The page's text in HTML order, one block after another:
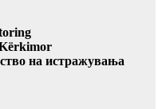
на истражувања